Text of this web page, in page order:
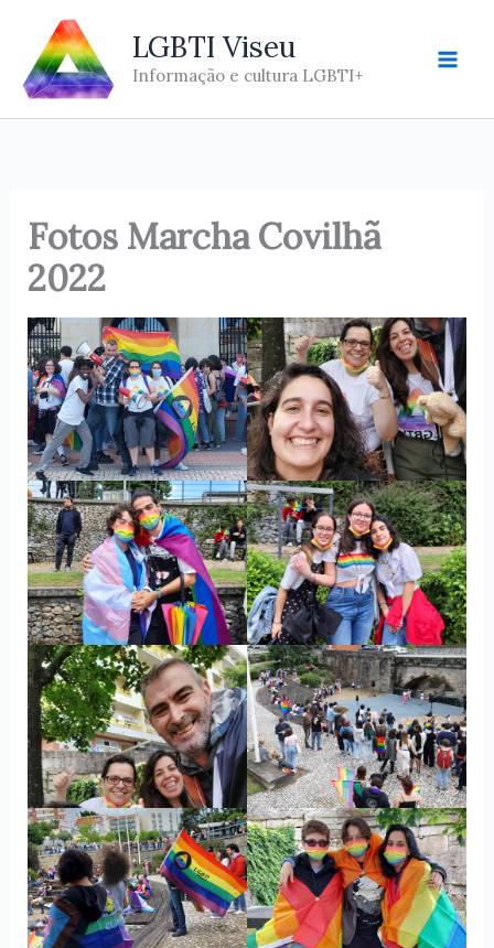
content
LGBTI Viseu
Informação e cultura LGBTI+
Fotos Marcha Covilhã
2022